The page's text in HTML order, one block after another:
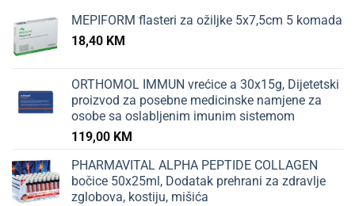
MEPIFORM flasteri za ožiljke 5x7,5cm 5 komada
18,40 KM
ORTHOMOL IMMUN vrećice a 30x15g, Dijetetski
proizvod za posebne medicinske namjene za
osobe sa oslabljenim imunim sistemom
119,00 KM
PHARMAVITAL ALPHA PEPTIDE COLLAGEN
bočice 50x25ml, Dodatak prehrani za zdravlje
zglobova, kostiju, mišića